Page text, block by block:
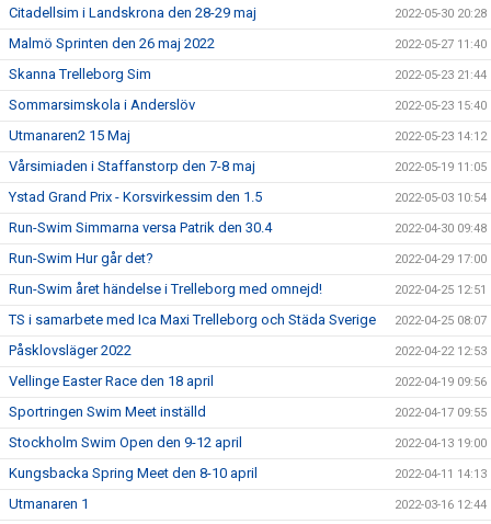
Citadellsim i Landskrona den 28-29 maj 2022-05-30 20:28
Malmö Sprinten den 26 maj 2022 2022-05-27 11:40
Skanna Trelleborg Sim 2022-05-23 21:44
Sommarsimskola i Anderslöv 2022-05-23 15:40
Utmanaren2 15 Maj 2022-05-23 14:12
Vårsimiaden i Staffanstorp den 7-8 maj 2022-05-19 11:05
Ystad Grand Prix - Korsvirkessim den 1.5 2022-05-03 10:54
Run-Swim Simmarna versa Patrik den 30.4 2022-04-30 09:48
Run-Swim Hur går det? 2022-04-29 17:00
Run-Swim året händelse i Trelleborg med omnejd! 2022-04-25 12:51
TS i samarbete med Ica Maxi Trelleborg och Städa Sverige 2022-04-25 08:07
Påsklovsläger 2022 2022-04-22 12:53
Vellinge Easter Race den 18 april 2022-04-19 09:56
Sportringen Swim Meet inställd 2022-04-17 09:55
Stockholm Swim Open den 9-12 april 2022-04-13 19:00
Kungsbacka Spring Meet den 8-10 april 2022-04-11 14:13
Utmanaren 1 2022-03-16 12:44